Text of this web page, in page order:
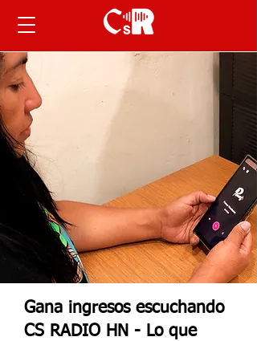
Gana ingresos escuchando
CS RADIO HN - Lo que